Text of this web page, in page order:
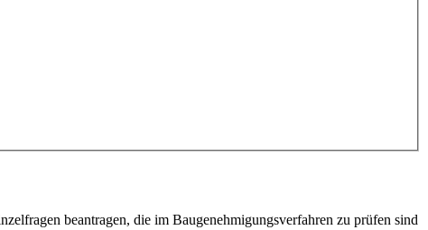
beantragen, die im Baugenehmigungsverfahren zu prüfen sind